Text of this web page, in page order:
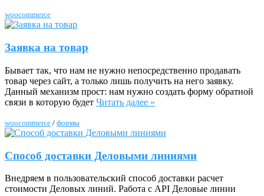
woocommerce
Заявка на товар
Бывает так, что нам не нужно непосредственно продавать
товар через сайт, а только лишь получить на него заявку.
Данный механизм прост: нам нужно создать форму обратной
связи в которую будет Читать далее »
woocommerce / формы
Способ доставки Деловыми линиями
Внедряем в пользовательский способ доставки расчет
стоимости Деловых линий. Работа с API Деловые линии